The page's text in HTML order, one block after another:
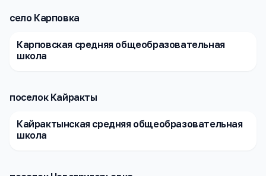
село Карповка
Карповская средняя общеобразовательная
школа
поселок Кайракты
Кайрактынская средняя общеобразовательная
школа